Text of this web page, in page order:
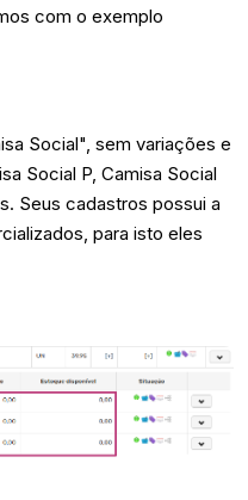
com o exemplo
Social", sem variações e
Social P, Camisa Social
Seus cadastros possui a
para isto eles